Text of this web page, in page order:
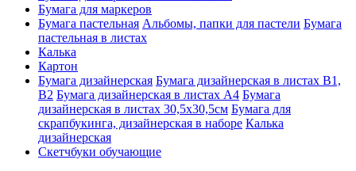
Бумага для маркеров
Бумага пастельная Альбомы, папки для пастели Бумага
пастельная в листах
Калька
Картон
Бумага дизайнерская Бумага дизайнерская в листах В1,
В2 Бумага дизайнерская в листах А4 Бумага
дизайнерская в листах 30,5х30,5см Бумага для
скрапбукинга, дизайнерская в наборе Калька
дизайнерская
Скетчбуки обучающие